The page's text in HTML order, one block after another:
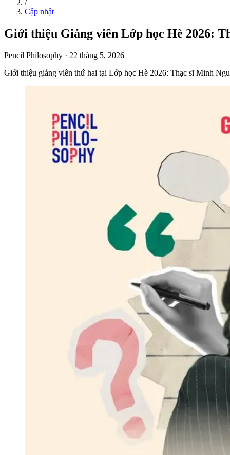
/
Cập nhật
Giới thiệu Giảng viên Lớp học Hè 2026:
Pencil Philosophy · 22 tháng 5, 2026
Giới thiệu giảng viên thứ hai tại Lớp học Hè 2026: Thạc sĩ Minh